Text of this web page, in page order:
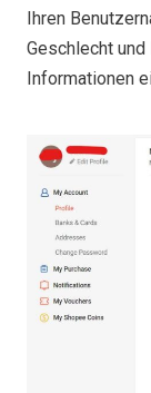
Ihren
Geschlecht
Informationen